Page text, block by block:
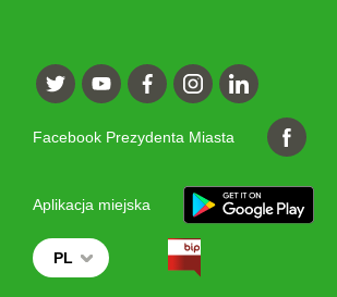
Facebook Prezydenta Miasta
Aplikacja miejska
PL